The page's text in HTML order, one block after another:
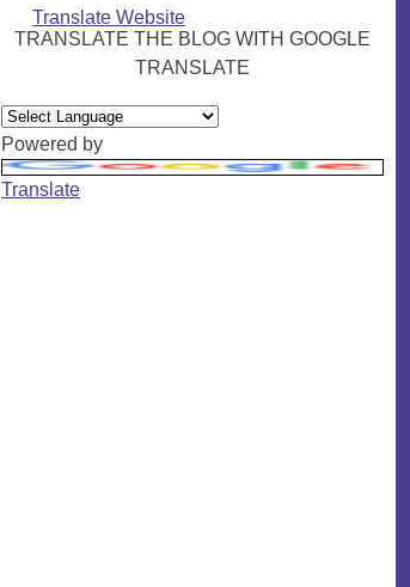
Translate Website
TRANSLATE THE BLOG WITH GOOGLE
TRANSLATE
Powered by
Translate